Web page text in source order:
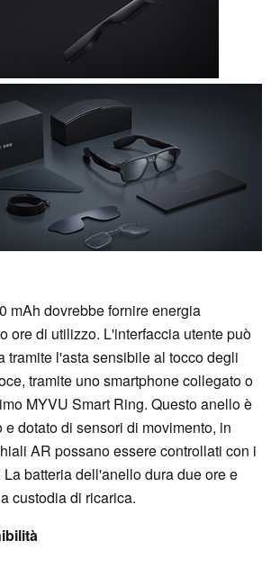
mAh dovrebbe fornire energia
ore di utilizzo. L'interfaccia utente può
tramite l'asta sensibile al tocco degli
tramite uno smartphone collegato o
MYVU Smart Ring. Questo anello è
dotato di sensori di movimento, in
AR possano essere controllati con i
batteria dell'anello dura due ore e
custodia di ricarica.